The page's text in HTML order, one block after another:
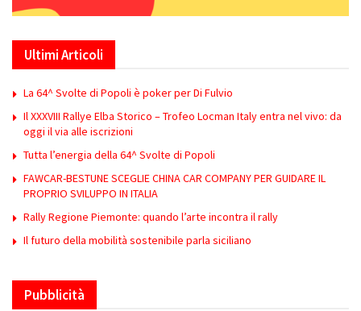
Ultimi Articoli
La 64^ Svolte di Popoli è poker per Di Fulvio
Il XXXVIII Rallye Elba Storico – Trofeo Locman Italy entra nel vivo: da
oggi il via alle iscrizioni
Tutta l’energia della 64^ Svolte di Popoli
FAWCAR-BESTUNE SCEGLIE CHINA CAR COMPANY PER GUIDARE IL
PROPRIO SVILUPPO IN ITALIA
Rally Regione Piemonte: quando l’arte incontra il rally
Il futuro della mobilità sostenibile parla siciliano
Pubblicità